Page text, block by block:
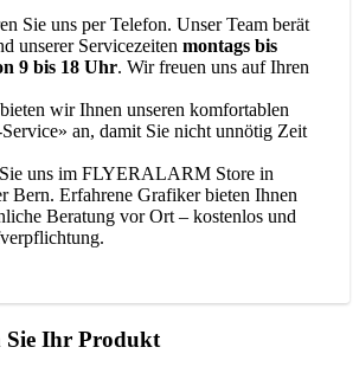
Sie uns per Telefon. Unser Team berät
unserer Servicezeiten montags bis
9 bis 18 Uhr. Wir freuen uns auf Ihren
wir Ihnen unseren komfortablen
an, damit Sie nicht unnötig Zeit
uns im FLYERALARM Store in
Bern. Erfahrene Grafiker bieten Ihnen
Beratung vor Ort – kostenlos und
Sie Ihr Produkt